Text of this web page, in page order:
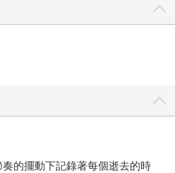
的擺動下記錄著每個逝去的時